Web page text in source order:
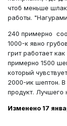
чтоб меньше
работы.
240 примерно
1000-к явно
грит работает
примерно 1500
который
2000-ик шептон.
продукт. Лучшего
Изменено 17